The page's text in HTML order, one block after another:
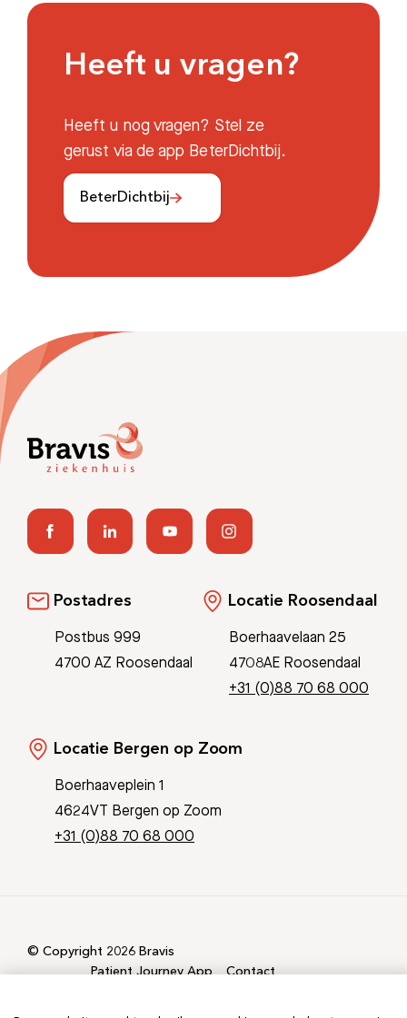
Heeft u vragen?
Heeft u nog vragen? Stel ze
gerust via de app BeterDichtbij.
BeterDichtbij
Postadres
Postbus 999
4700 AZ Roosendaal
Locatie Roosendaal
Boerhaavelaan 25
4708AE Roosendaal
+31 (0)88 70 68 000
Locatie Bergen op Zoom
Boerhaaveplein 1
4624VT Bergen op Zoom
+31 (0)88 70 68 000
© Copyright 2026 Bravis
Patient Journey App
Contact